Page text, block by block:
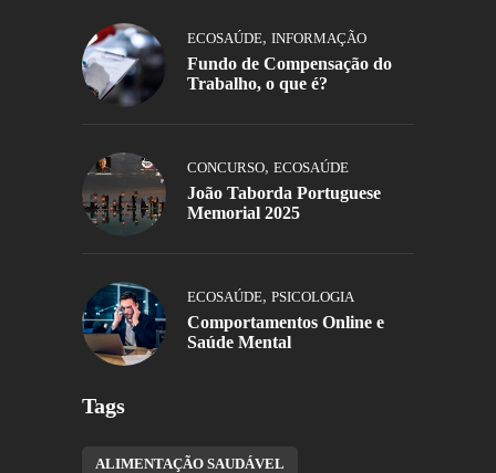
ECOSAÚDE, INFORMAÇÃO
Fundo de Compensação do
Trabalho, o que é?
CONCURSO, ECOSAÚDE
João Taborda Portuguese
Memorial 2025
ECOSAÚDE, PSICOLOGIA
Comportamentos Online e
Saúde Mental
Tags
ALIMENTAÇÃO SAUDÁVEL